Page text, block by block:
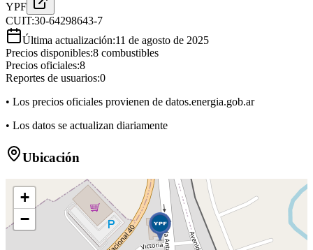
YPF
CUIT:30-64298643-7
Última actualización:11 de agosto de 2025
Precios disponibles:8 combustibles
Precios oficiales:8
Reportes de usuarios:0
• Los precios oficiales provienen de datos.energia.gob.ar
• Los datos se actualizan diariamente
Ubicación
+
−